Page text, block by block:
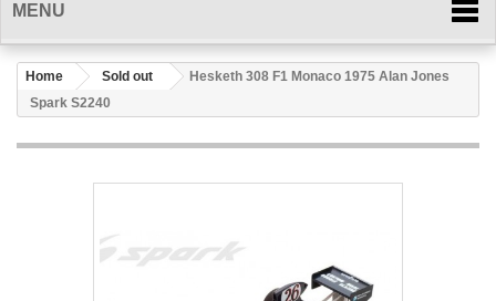
MENU
Home Sold out
Hesketh 308 F1 Monaco 1975 Alan Jones
Spark S2240